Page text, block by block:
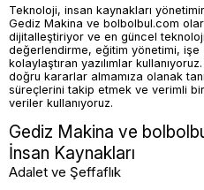
Teknoloji, insan kaynakları
Gediz Makina ve bolbolbul.com
dijitalleştiriyor ve en güncel
değerlendirme, eğitim yönetimi, işe
kolaylaştıran yazılımlar
doğru kararlar almamıza olanak
süreçlerini takip etmek ve verimli
veriler kullanıyoruz.
Gediz Makina ve
İnsan Kaynakları
Adalet ve Şeffaflık